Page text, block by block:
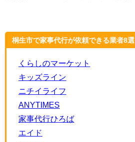
桐生市で家事代行が依頼できる業者8選
くらしのマーケット
キッズライン
ニチイライフ
ANYTIMES
家事代行ひろば
エイド